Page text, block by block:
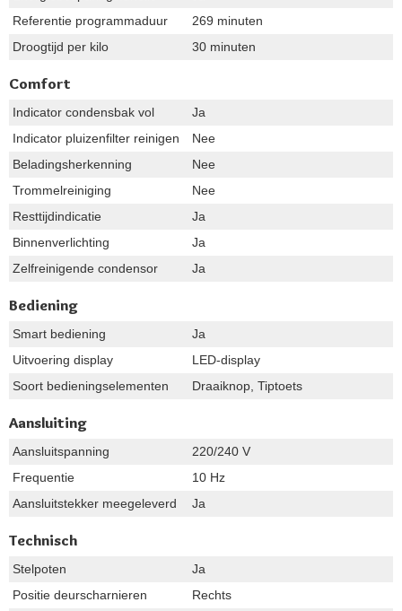
Referentie programmaduur
269 minuten
Droogtijd per kilo
30 minuten
Comfort
Indicator condensbak vol
Ja
Indicator pluizenfilter reinigen
Nee
Beladingsherkenning
Nee
Trommelreiniging
Nee
Resttijdindicatie
Ja
Binnenverlichting
Ja
Zelfreinigende condensor
Ja
Bediening
Smart bediening
Ja
Uitvoering display
LED-display
Soort bedieningselementen
Draaiknop, Tiptoets
Aansluiting
Aansluitspanning
220/240 V
Frequentie
10 Hz
Aansluitstekker meegeleverd
Ja
Technisch
Stelpoten
Ja
Positie deurscharnieren
Rechts